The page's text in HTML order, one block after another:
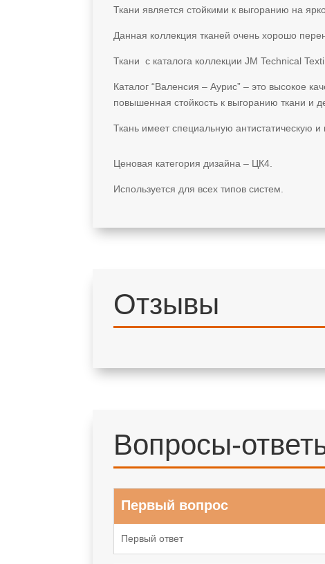
Ткани является стойкими к выгоранию на
Данная коллекция тканей очень хорошо
Ткани с каталога коллекции JM Technical
Каталог “Валенсия – Аурис” – это высокое
повышенная стойкость к выгоранию ткани и
Ткань имеет специальную антистатическую
Ценовая категория дизайна – ЦК4.
Используется для всех типов систем.
Отзывы
Вопросы-
Первый вопрос
Первый ответ